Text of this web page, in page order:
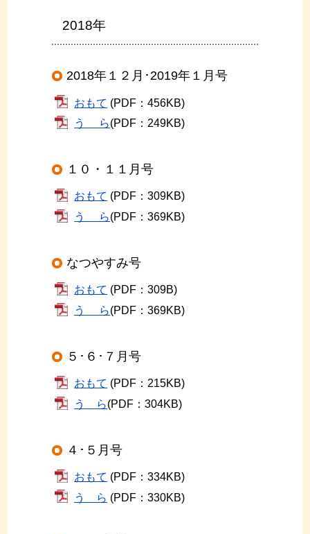
2018年
2018年１２月･2019年１月号
おもて (PDF：456KB)
う ら(PDF：249KB)
１０・１１月号
おもて (PDF：309KB)
う ら(PDF：369KB)
なつやすみ号
おもて (PDF：309B)
う ら(PDF：369KB)
５･６･７月号
おもて (PDF：215KB)
う ら(PDF：304KB)
４･５月号
おもて (PDF：334KB)
う ら (PDF：330KB)